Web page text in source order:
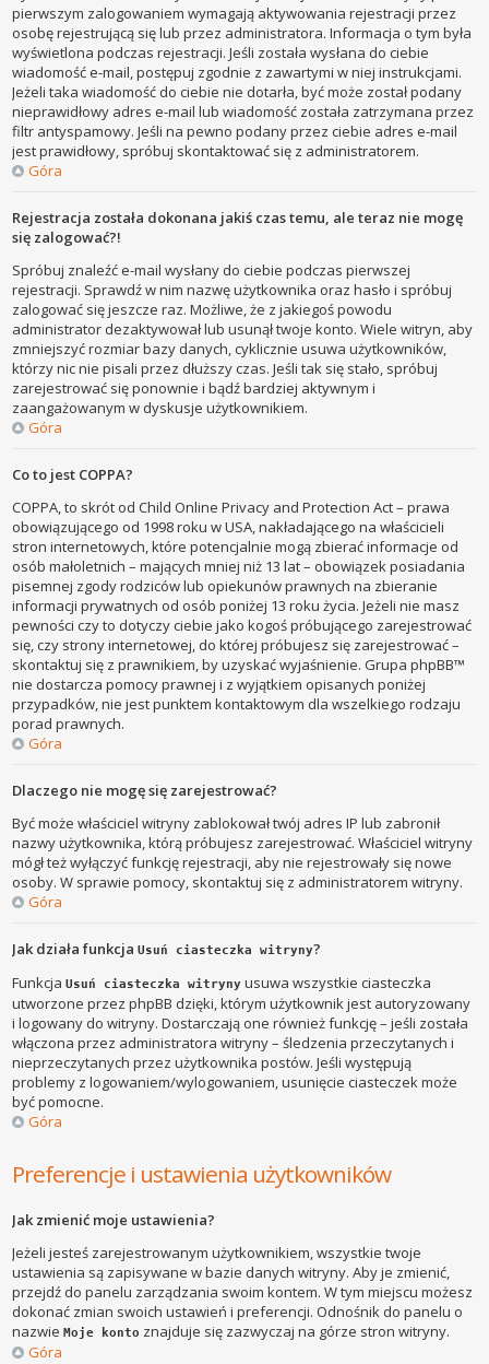
pierwszym zalogowaniem wymagają aktywowania rejestracji przez
osobę rejestrującą się lub przez administratora. Informacja o tym była
wyświetlona podczas rejestracji. Jeśli została wysłana do ciebie
wiadomość e-mail, postępuj zgodnie z zawartymi w niej instrukcjami.
Jeżeli taka wiadomość do ciebie nie dotarła, być może został podany
nieprawidłowy adres e-mail lub wiadomość została zatrzymana przez
filtr antyspamowy. Jeśli na pewno podany przez ciebie adres e-mail
jest prawidłowy, spróbuj skontaktować się z administratorem.
Góra
Rejestracja została dokonana jakiś czas temu, ale teraz nie mogę
się zalogować?!
Spróbuj znaleźć e-mail wysłany do ciebie podczas pierwszej
rejestracji. Sprawdź w nim nazwę użytkownika oraz hasło i spróbuj
zalogować się jeszcze raz. Możliwe, że z jakiegoś powodu
administrator dezaktywował lub usunął twoje konto. Wiele witryn, aby
zmniejszyć rozmiar bazy danych, cyklicznie usuwa użytkowników,
którzy nic nie pisali przez dłuższy czas. Jeśli tak się stało, spróbuj
zarejestrować się ponownie i bądź bardziej aktywnym i
zaangażowanym w dyskusje użytkownikiem.
Góra
Co to jest COPPA?
COPPA, to skrót od Child Online Privacy and Protection Act – prawa
obowiązującego od 1998 roku w USA, nakładającego na właścicieli
stron internetowych, które potencjalnie mogą zbierać informacje od
osób małoletnich – mających mniej niż 13 lat – obowiązek posiadania
pisemnej zgody rodziców lub opiekunów prawnych na zbieranie
informacji prywatnych od osób poniżej 13 roku życia. Jeżeli nie masz
pewności czy to dotyczy ciebie jako kogoś próbującego zarejestrować
się, czy strony internetowej, do której próbujesz się zarejestrować –
skontaktuj się z prawnikiem, by uzyskać wyjaśnienie. Grupa phpBB™
nie dostarcza pomocy prawnej i z wyjątkiem opisanych poniżej
przypadków, nie jest punktem kontaktowym dla wszelkiego rodzaju
porad prawnych.
Góra
Dlaczego nie mogę się zarejestrować?
Być może właściciel witryny zablokował twój adres IP lub zabronił
nazwy użytkownika, którą próbujesz zarejestrować. Właściciel witryny
mógł też wyłączyć funkcję rejestracji, aby nie rejestrowały się nowe
osoby. W sprawie pomocy, skontaktuj się z administratorem witryny.
Góra
Jak działa funkcjaUsuń ciasteczka witryny?
FunkcjaUsuń ciasteczka witryny usuwa wszystkie ciasteczka
utworzone przez phpBB dzięki, którym użytkownik jest autoryzowany
i logowany do witryny. Dostarczają one również funkcję – jeśli została
włączona przez administratora witryny – śledzenia przeczytanych i
nieprzeczytanych przez użytkownika postów. Jeśli występują
problemy z logowaniem/wylogowaniem, usunięcie ciasteczek może
być pomocne.
Góra
Preferencje i ustawienia użytkowników
Jak zmienić moje ustawienia?
Jeżeli jesteś zarejestrowanym użytkownikiem, wszystkie twoje
ustawienia są zapisywane w bazie danych witryny. Aby je zmienić,
przejdź do panelu zarządzania swoim kontem. W tym miejscu możesz
dokonać zmian swoich ustawień i preferencji. Odnośnik do panelu o
nazwieMoje konto znajduje się zazwyczaj na górze stron witryny.
Góra